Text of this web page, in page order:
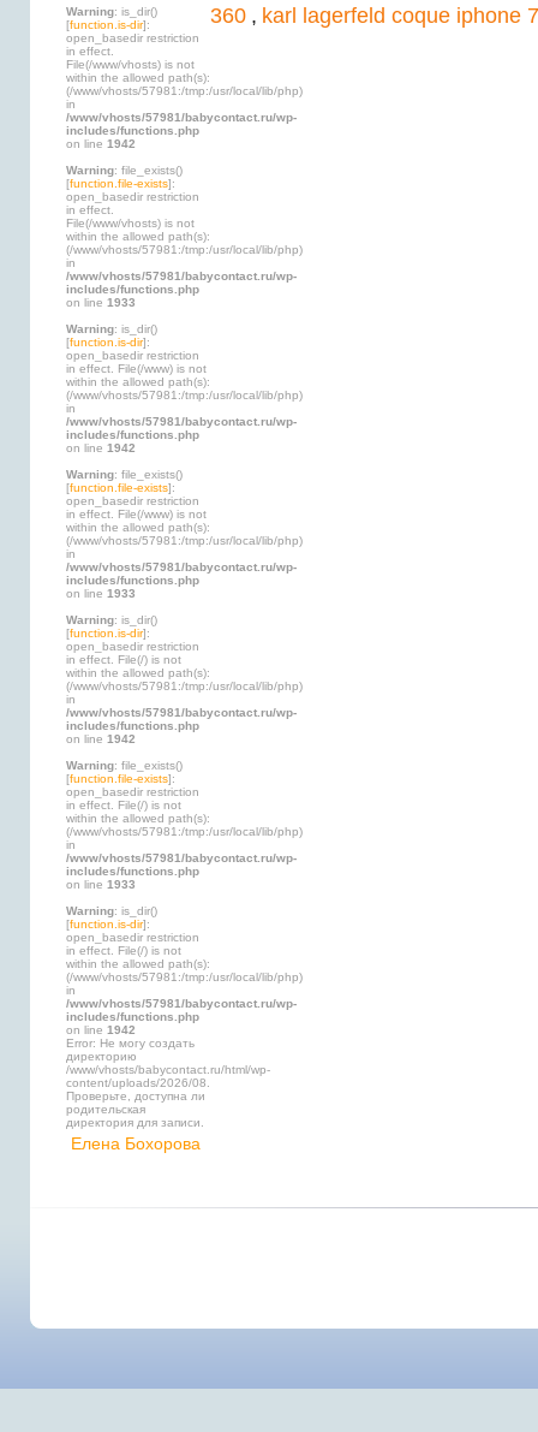
Warning: is_dir()
[function.is-dir]:
open_basedir restriction
in effect.
File(/www/vhosts) is not
within the allowed path(s):
(/www/vhosts/57981:/tmp:/usr/local/lib/php)
in
/www/vhosts/57981/babycontact.ru/wp-
includes/functions.php
on line 1942
Warning: file_exists()
[function.file-exists]:
open_basedir restriction
in effect.
File(/www/vhosts) is not
within the allowed path(s):
(/www/vhosts/57981:/tmp:/usr/local/lib/php)
in
/www/vhosts/57981/babycontact.ru/wp-
includes/functions.php
on line 1933
Warning: is_dir()
[function.is-dir]:
open_basedir restriction
in effect. File(/www) is not
within the allowed path(s):
(/www/vhosts/57981:/tmp:/usr/local/lib/php)
in
/www/vhosts/57981/babycontact.ru/wp-
includes/functions.php
on line 1942
Warning: file_exists()
[function.file-exists]:
open_basedir restriction
in effect. File(/www) is not
within the allowed path(s):
(/www/vhosts/57981:/tmp:/usr/local/lib/php)
in
/www/vhosts/57981/babycontact.ru/wp-
includes/functions.php
on line 1933
Warning: is_dir()
[function.is-dir]:
open_basedir restriction
in effect. File(/) is not
within the allowed path(s):
(/www/vhosts/57981:/tmp:/usr/local/lib/php)
in
/www/vhosts/57981/babycontact.ru/wp-
includes/functions.php
on line 1942
Warning: file_exists()
[function.file-exists]:
open_basedir restriction
in effect. File(/) is not
within the allowed path(s):
(/www/vhosts/57981:/tmp:/usr/local/lib/php)
in
/www/vhosts/57981/babycontact.ru/wp-
includes/functions.php
on line 1933
Warning: is_dir()
[function.is-dir]:
open_basedir restriction
in effect. File(/) is not
within the allowed path(s):
(/www/vhosts/57981:/tmp:/usr/local/lib/php)
in
/www/vhosts/57981/babycontact.ru/wp-
includes/functions.php
on line 1942
Error: Не могу создать
директорию
/www/vhosts/babycontact.ru/html/wp-
content/uploads/2026/08.
Проверьте, доступна ли
родительская
директория для записи.
Елена Бохорова
360 , karl lagerfeld coque iphone